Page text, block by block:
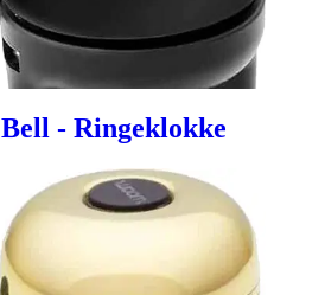
- Ringeklokke